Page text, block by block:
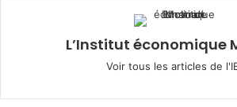
L’Institut économique
Voir tous les articles de